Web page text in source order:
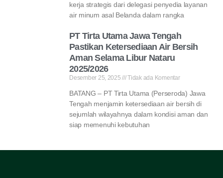
kerja strategis dari delegasi penyedia layanan
air minum asal Belanda dalam rangka
PT Tirta Utama Jawa Tengah
Pastikan Ketersediaan Air Bersih
Aman Selama Libur Nataru
2025/2026
Desember 25, 2025 Tidak ada Komentar
BATANG – PT Tirta Utama (Perseroda) Jawa
Tengah menjamin ketersediaan air bersih di
sejumlah wilayahnya dalam kondisi aman dan
siap memenuhi kebutuhan